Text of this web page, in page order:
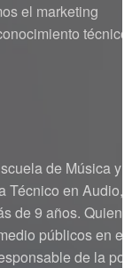
el marketing
técnico
de Música y
Técnico en Audio,
de 9 años. Quien
públicos en el
de la post